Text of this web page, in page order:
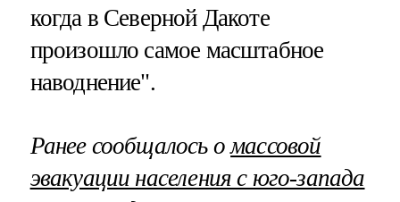
когда в Северной Дакоте
произошло самое масштабное
наводнение".
Ранее сообщалось омассовой
эвакуации населения с юго-запада